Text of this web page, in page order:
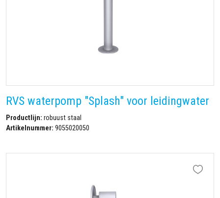
RVS waterpomp "Splash" voor leidingwater
Productlijn: robuust staal
Artikelnummer: 9055020050